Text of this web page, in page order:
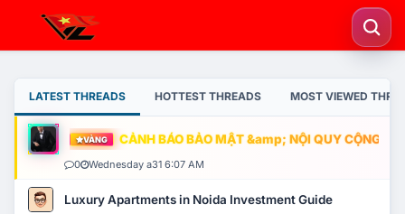
LATEST THREADS HOTTEST THREADS MOST VIEWED
VÀNG CẢNH BÁO BẢO MẬT &amp; NỘI QUY CỘNG
0 Wednesday a31 6:07 AM
Luxury Apartments in Noida Investment Guide